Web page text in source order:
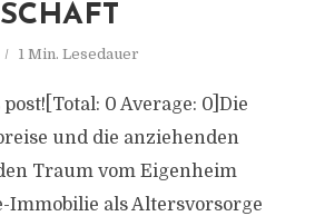
1 Min. Lesedauer
0 Average: 0]Die
und die anziehenden
Traum vom Eigenheim
Immobilie als Altersvorsorge